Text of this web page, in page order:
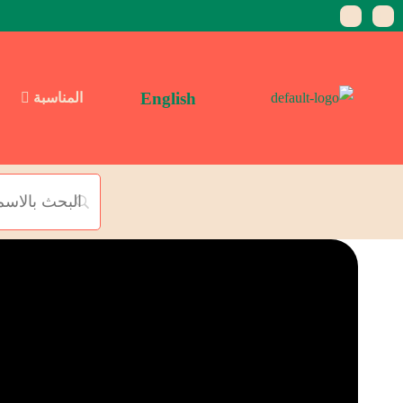
English المناسبة